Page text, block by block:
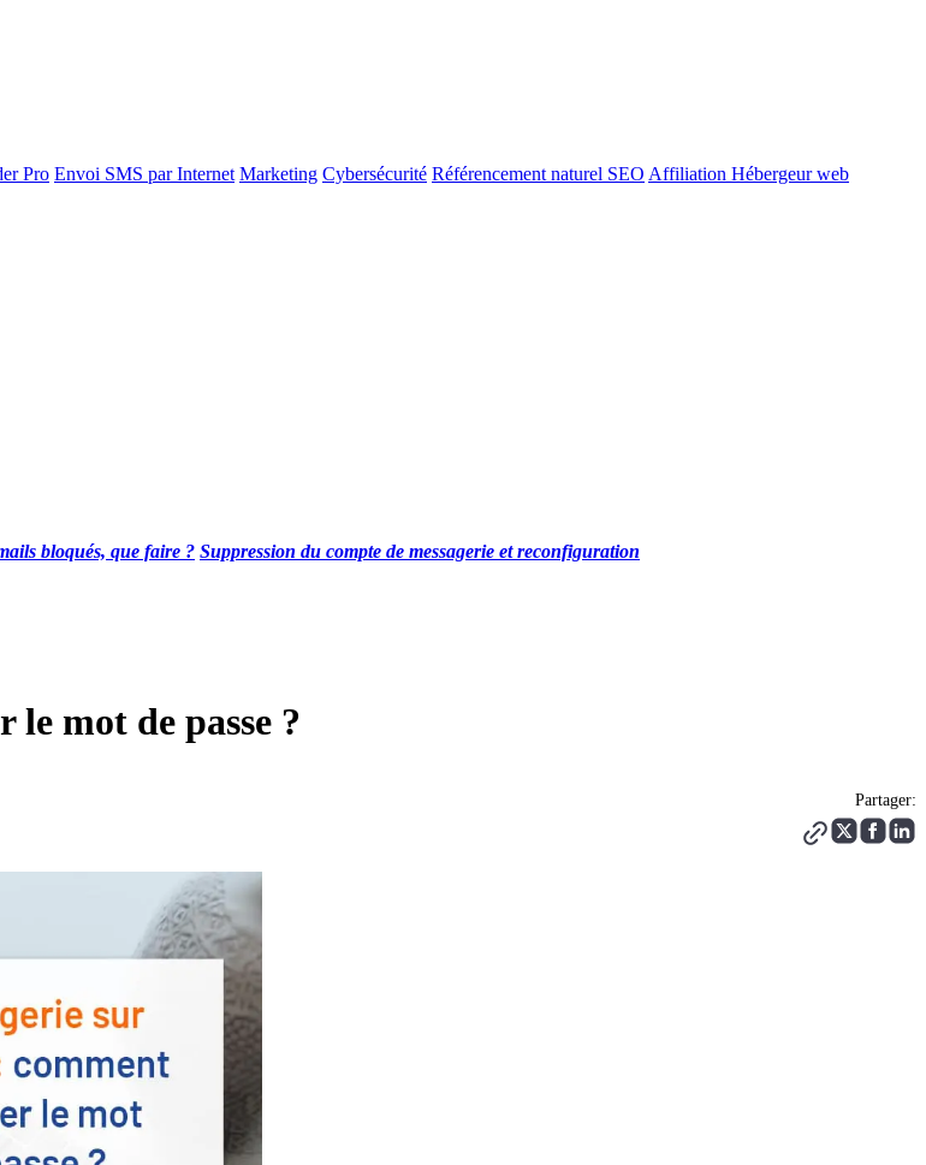
Pro Envoi SMS par Internet Marketing Cybersécurité Référencement naturel SEO Affiliation Hébergeur web
bloqués, que faire ? Suppression du compte de messagerie et reconfiguration
le mot de passe ?
Partager: